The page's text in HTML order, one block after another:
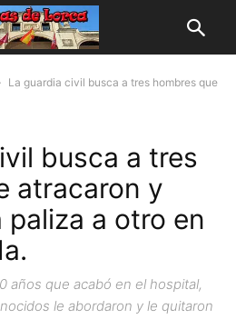
La guardia civil busca a tres hombres que
busca a tres
atracaron y
paliza a otro en
años que acabó en el hospital,
le abordaron y le quitaron